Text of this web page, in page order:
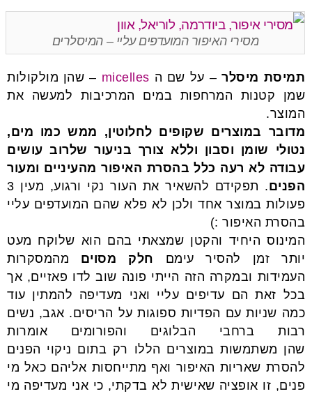
מסירי האיפור המועדפים עליי – המיסלרים
תמיסת מיסלר– על שם ה micelles – שהן מולקולות
שמן קטנות המרחפות במים המרכיבות למעשה את
המוצר.
מדובר במוצרים שקופים לחלוטין, ממש כמו מים,
נטולי שומן וסבון וללא צורך בניעור שלרוב עושים
עבודה לא רעה כלל בהסרת האיפור מהעיניים ומעור
הפנים
. תפקידם להשאיר את העור נקי ורגוע, מעין 3
פעולות במוצר אחד ולכן לא פלא שהם המועדפים עליי
בהסרת האיפור :)
המינוס היחיד והקטן שמצאתי בהם הוא שלוקח מעט
יותר זמן להסיר עימם חלק מסוים מהמסקרות
העמידות ובמקרה הזה הייתי פונה שוב לדו פאזיים, אך
בכל זאת הם עדיפים עליי ואני מעדיפה להמתין עוד
כמה שניות עם הפדיות ספוגות על הריסים. אגב, נשים
רבות ברחבי הבלוגים והפורומים אומרות
שהן משתמשות במוצרים הללו רק בתום ניקוי הפנים
להסרת שאריות האיפור ואף מתייחסות אליהם כאל מי
פנים, זו אופציה שאישית לא בדקתי, כי אני מעדיפה מי